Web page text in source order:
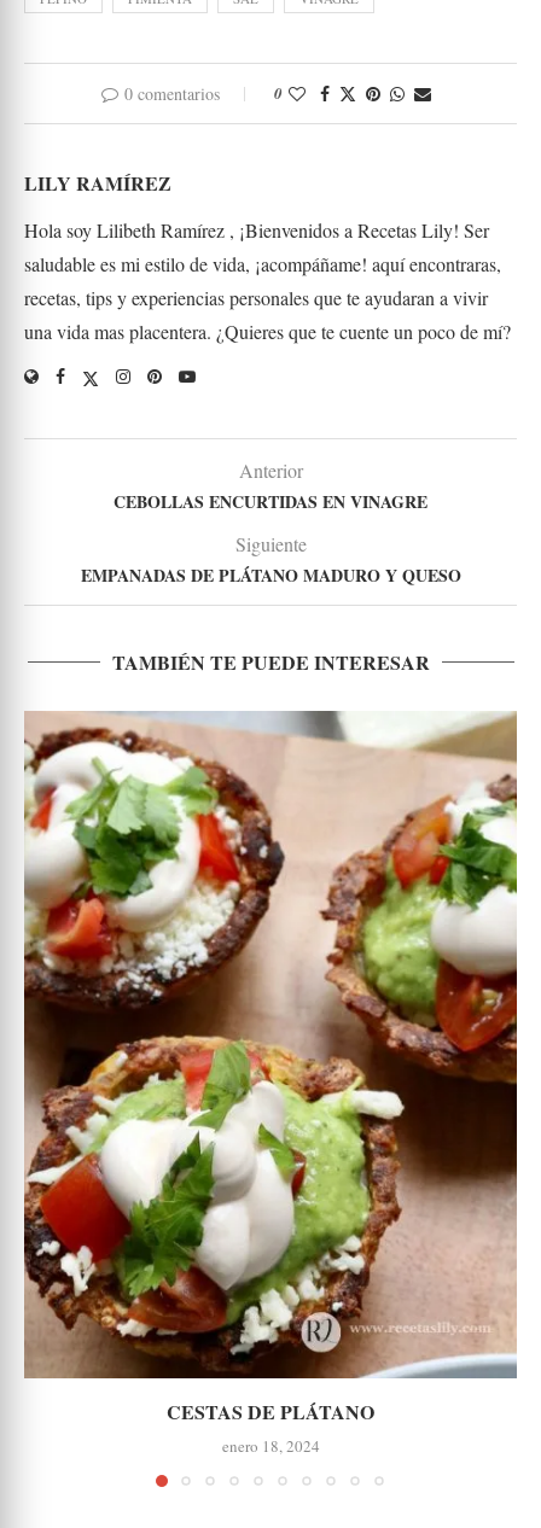
0 comentarios 0
LILY RAMÍREZ
Hola soy Lilibeth Ramírez , ¡Bienvenidos a Recetas Lily! Ser
saludable es mi estilo de vida, ¡acompáñame! aquí encontraras,
recetas, tips y experiencias personales que te ayudaran a vivir
una vida mas placentera. ¿Quieres que te cuente un poco de mí?
Anterior
CEBOLLAS ENCURTIDAS EN VINAGRE
Siguiente
EMPANADAS DE PLÁTANO MADURO Y QUESO
TAMBIÉN TE PUEDE INTERESAR
CESTAS DE PLÁTANO
enero 18, 2024